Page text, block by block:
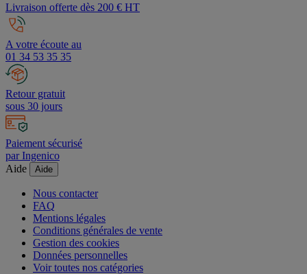
Livraison offerte dès 200 € HT
A votre écoute au
01 34 53 35 35
Retour gratuit
sous 30 jours
Paiement sécurisé
par Ingenico
Aide
Aide
Nous contacter
FAQ
Mentions légales
Conditions générales de vente
Gestion des cookies
Données personnelles
Voir toutes nos catégories